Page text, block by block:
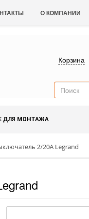
О КОМПАНИИ
Корзина
ДЛЯ МОНТАЖА
2/20А Legrand